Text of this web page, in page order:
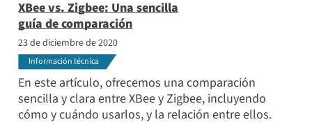
XBee vs. Zigbee: Una sencilla
guía de comparación
23 de diciembre de 2020
Información técnica
En este artículo, ofrecemos una comparación
sencilla y clara entre XBee y Zigbee, incluyendo
cómo y cuándo usarlos, y la relación entre ellos.